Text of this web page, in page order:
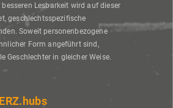
Lesbarkeit wird auf dieser
geschlechtsspezifische
Soweit personenbezogene
Form angeführt sind,
Geschlechter in gleicher Weise.